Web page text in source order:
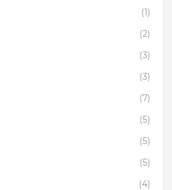
(1)
(2)
(3)
(3)
(7)
(5)
(5)
(5)
(4)